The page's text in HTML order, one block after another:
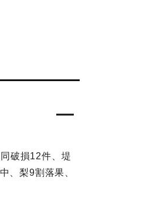
破損12件、堤
、梨9割落果、